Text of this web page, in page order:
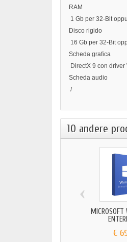
RAM
1 Gb per 32-Bit
Disco rigido
16 Gb per 32-Bit
Scheda grafica
DirectX 9 con
Scheda audio
/
10 andere
€
‹